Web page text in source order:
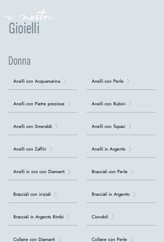
i nostri
Gioielli
Donna
Anelli con Acquamarina
Anelli con Pietre preziose
Anelli con Smeraldi
Anelli con Zaffiri
Anelli in oro con Diamanti
Bracciali con iniziali
Bracciali in Argento Bimbi
Collane con Diamanti
Anelli con Perle
Anelli con Rubini
Anelli con Topazi
Anelli in Argento
Bracciali con Perle
Bracciali in Argento
Ciondoli
Collane con Perle